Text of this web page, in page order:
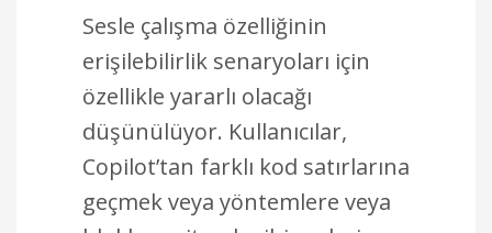
Sesle çalışma özelliğinin
erişilebilirlik senaryoları için
özellikle yararlı olacağı
düşünülüyor. Kullanıcılar,
Copilot’tan farklı kod satırlarına
geçmek veya yöntemlere veya